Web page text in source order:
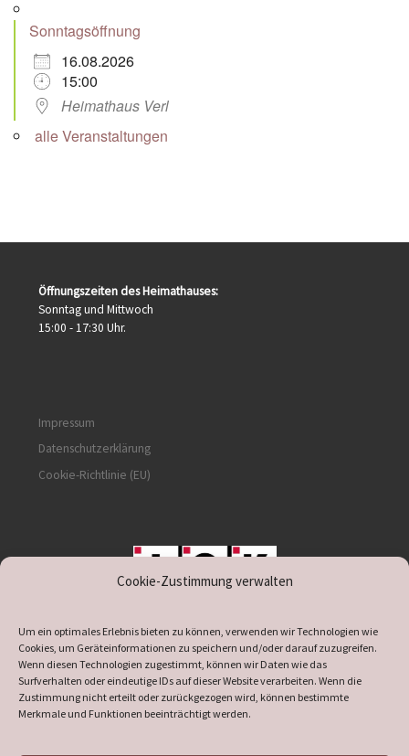
Cookie-Zustimmung verwalten
Um ein optimales Erlebnis bieten zu können, verwenden wir Technologien wie
Cookies, um Geräteinformationen zu speichern und/oder darauf zuzugreifen.
Wenn diesen Technologien zugestimmt, können wir Daten wie das
Surfverhalten oder eindeutige IDs auf dieser Website verarbeiten. Wenn die
Zustimmung nicht erteilt oder zurückgezogen wird, können bestimmte
Merkmale und Funktionen beeinträchtigt werden.
Sonntagsöffnung
16.08.2026
15:00
Heimathaus Verl
alle Veranstaltungen
Öffnungszeiten des Heimathauses:
Sonntag und Mittwoch
15:00 - 17:30 Uhr.
Impressum
Datenschutzerklärung
Cookie-Richtlinie (EU)
supported by DÖ